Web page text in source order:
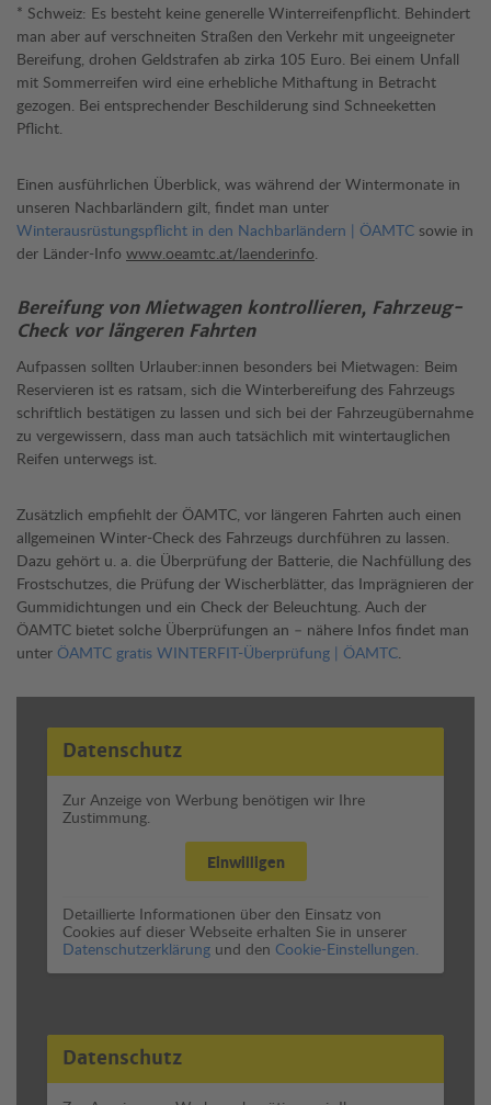
* Schweiz: Es besteht keine generelle Winterreifenpflicht. Behindert
man aber auf verschneiten Straßen den Verkehr mit ungeeigneter
Bereifung, drohen Geldstrafen ab zirka 105 Euro. Bei einem Unfall
mit Sommerreifen wird eine erhebliche Mithaftung in Betracht
gezogen. Bei entsprechender Beschilderung sind Schneeketten
Pflicht.
Einen ausführlichen Überblick, was während der Wintermonate in
unseren Nachbarländern gilt, findet man unter
Winterausrüstungspflicht in den Nachbarländern | ÖAMTC sowie in
der Länder-Info www.oeamtc.at/laenderinfo.
Bereifung von Mietwagen kontrollieren, Fahrzeug-
Check vor längeren Fahrten
Aufpassen sollten Urlauber:innen besonders bei Mietwagen: Beim
Reservieren ist es ratsam, sich die Winterbereifung des Fahrzeugs
schriftlich bestätigen zu lassen und sich bei der Fahrzeugübernahme
zu vergewissern, dass man auch tatsächlich mit wintertauglichen
Reifen unterwegs ist.
Zusätzlich empfiehlt der ÖAMTC, vor längeren Fahrten auch einen
allgemeinen Winter-Check des Fahrzeugs durchführen zu lassen.
Dazu gehört u. a. die Überprüfung der Batterie, die Nachfüllung des
Frostschutzes, die Prüfung der Wischerblätter, das Imprägnieren der
Gummidichtungen und ein Check der Beleuchtung. Auch der
ÖAMTC bietet solche Überprüfungen an – nähere Infos findet man
unter ÖAMTC gratis WINTERFIT-Überprüfung | ÖAMTC.
Datenschutz
Zur Anzeige von Werbung benötigen wir Ihre
Zustimmung.
Einwilligen
Detaillierte Informationen über den Einsatz von
Cookies auf dieser Webseite erhalten Sie in unserer
Datenschutzerklärung und den Cookie-Einstellungen.
Datenschutz